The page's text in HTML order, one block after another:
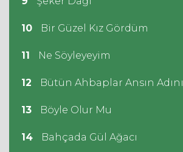
10 Bir Güzel Kız Gördüm
11 Ne Söyleyeyim
12 Bütün Ahbaplar Ansın Adını
13 Böyle Olur Mu
14 Bahçada Gül Ağacı